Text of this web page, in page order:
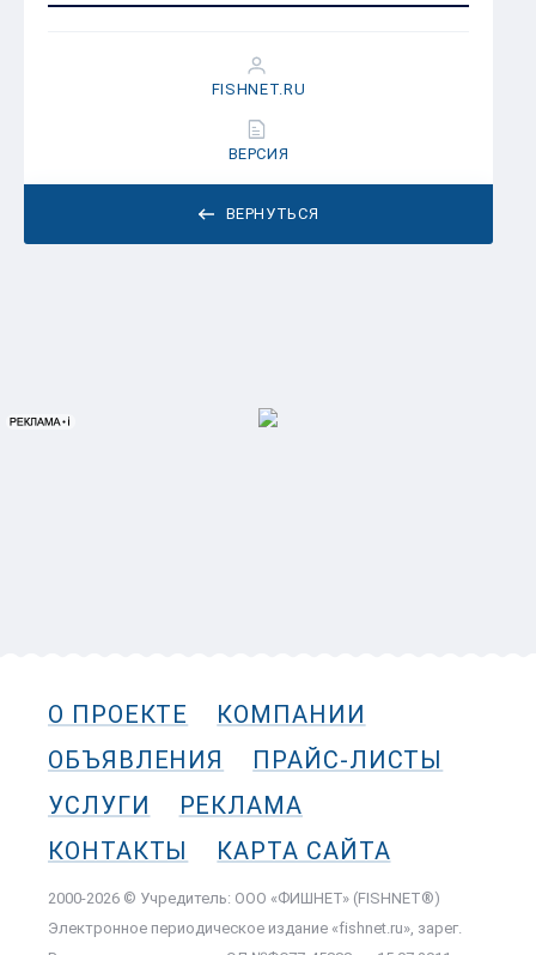
ВЕРНУТЬСЯ
FISHNET.RU
ВЕРСИЯ
О ПРОЕКТЕ
КОМПАНИИ
ОБЪЯВЛЕНИЯ
ПРАЙС-ЛИСТЫ
УСЛУГИ
РЕКЛАМА
КОНТАКТЫ
КАРТА САЙТА
2000-2026 © Учредитель: ООО «ФИШНЕТ» (FISHNET®)
Электронное периодическое издание «fishnet.ru», зарег.